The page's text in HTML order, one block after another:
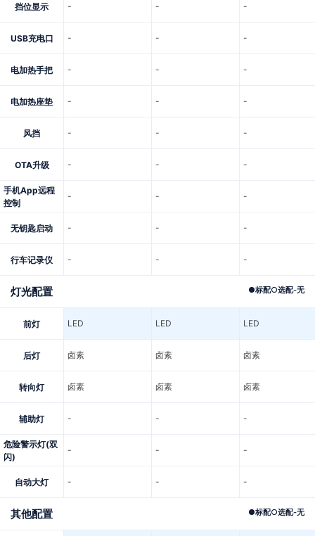
挡位显示 - - -
USB充电口 - - -
电加热手把 - - -
电加热座垫 - - -
风挡 - - -
OTA升级 - - -
手机App远程
控制
- - -
无钥匙启动 - - -
行车记录仪 - - -
灯光配置 ●标配○选配-无
前灯 LED LED LED
后灯 卤素 卤素 卤素
转向灯 卤素 卤素 卤素
辅助灯 - - -
危险警示灯(双
闪)
- - -
自动大灯 - - -
其他配置 ●标配○选配-无